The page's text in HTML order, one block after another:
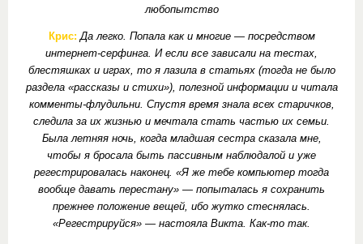
любопытство
Крис: Да легко. Попала как и многие — посредством
интернет-серфинга. И если все зависали на тестах,
блестяшках и играх, то я лазила в статьях (тогда не было
раздела «рассказы и стихи»), полезной информации и читала
комменты-флудильни. Спустя время знала всех старичков,
следила за их жизнью и мечтала стать частью их семьи.
Была летняя ночь, когда младшая сестра сказала мне,
чтобы я бросала быть пассивным наблюдалой и уже
регестрировалась наконец. «Я же тебе компьютер тогда
вообще давать перестану» — попыталась я сохранить
прежнее положение вещей, ибо жутко стеснялась.
«Регестрируйся» — настояла Викта. Как-то так.